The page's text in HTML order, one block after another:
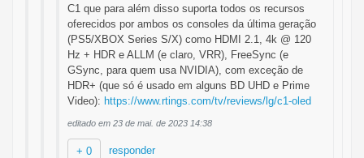
C1 que para além disso suporta todos os recursos
oferecidos por ambos os consoles da última geração
(PS5/XBOX Series S/X) como HDMI 2.1, 4k @ 120
Hz + HDR e ALLM (e claro, VRR), FreeSync (e
GSync, para quem usa NVIDIA), com exceção de
HDR+ (que só é usado em alguns BD UHD e Prime
Video): https://www.rtings.com/tv/reviews/lg/c1-oled
editado em 23 de mai. de 2023 14:38
+ 0 responder